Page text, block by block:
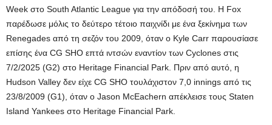
Week στο South Atlantic League για την απόδοσή του. Η Fox
παρέδωσε μόλις το δεύτερο τέτοιο παιχνίδι με ένα ξεκίνημα των
Renegades από τη σεζόν του 2009, όταν ο Kyle Carr παρουσίασε
επίσης ένα CG SHO επτά ιντσών εναντίον των Cyclones στις
7/2/2025 (G2) στο Heritage Financial Park. Πριν από αυτό, η
Hudson Valley δεν είχε CG SHO τουλάχιστον 7,0 innings από τις
23/8/2009 (G1), όταν ο Jason McEachern απέκλεισε τους Staten
Island Yankees στο Heritage Financial Park.